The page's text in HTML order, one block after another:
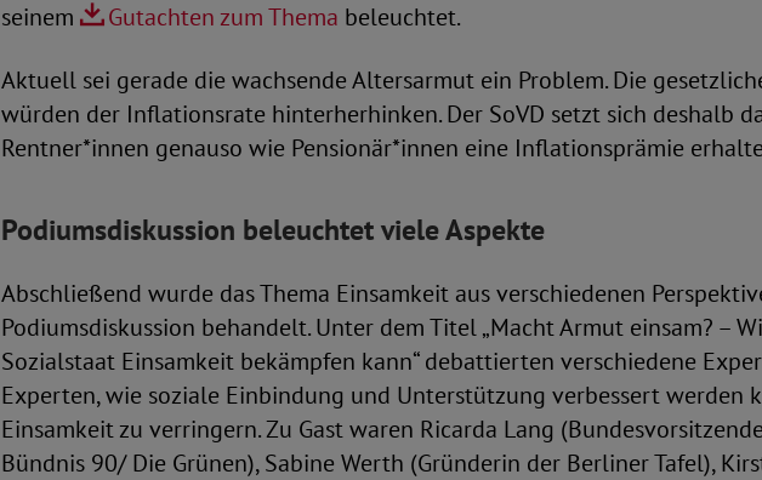
seinem
Gutachten zum Thema beleuchtet.
Aktuell sei gerade die wachsende Altersarmut ein Problem. Die
würden der Inflationsrate hinterherhinken. Der SoVD setzt sich deshalb
Rentner*innen genauso wie Pensionär*innen eine Inflationsprämie
Podiumsdiskussion beleuchtet viele Aspekte
Abschließend wurde das Thema Einsamkeit aus verschiedenen
Podiumsdiskussion behandelt. Unter dem Titel „Macht Armut einsam? –
Sozialstaat Einsamkeit bekämpfen kann“ debattierten verschiedene
Experten, wie soziale Einbindung und Unterstützung verbessert werden
Einsamkeit zu verringern. Zu Gast waren Ricarda Lang
Bündnis 90/ Die Grünen), Sabine Werth (Gründerin der Berliner Tafel),